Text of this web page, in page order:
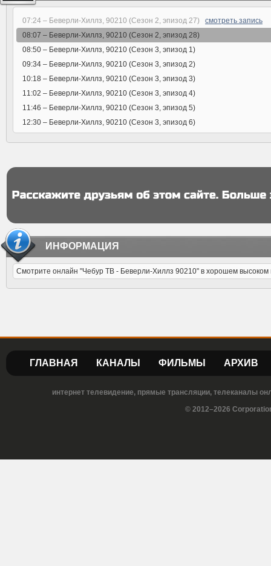
07:24 – Беверли-Хиллз, 90210 (Сезон 2, эпизод 27) смотреть запись
08:07 – Беверли-Хиллз, 90210 (Сезон 2, эпизод 28)
08:50 – Беверли-Хиллз, 90210 (Сезон 3, эпизод 1)
09:34 – Беверли-Хиллз, 90210 (Сезон 3, эпизод 2)
10:18 – Беверли-Хиллз, 90210 (Сезон 3, эпизод 3)
11:02 – Беверли-Хиллз, 90210 (Сезон 3, эпизод 4)
11:46 – Беверли-Хиллз, 90210 (Сезон 3, эпизод 5)
12:30 – Беверли-Хиллз, 90210 (Сезон 3, эпизод 6)
ИНФОРМАЦИЯ
Смотрите онлайн "Чебур ТВ - Беверли-Хиллз 90210" в хорошем высоком
ГЛАВНАЯ КАНАЛЫ ФИЛЬМЫ АРХИВ
интернет телевидение, прямые трансляции, телеканалы
© 2012–2026